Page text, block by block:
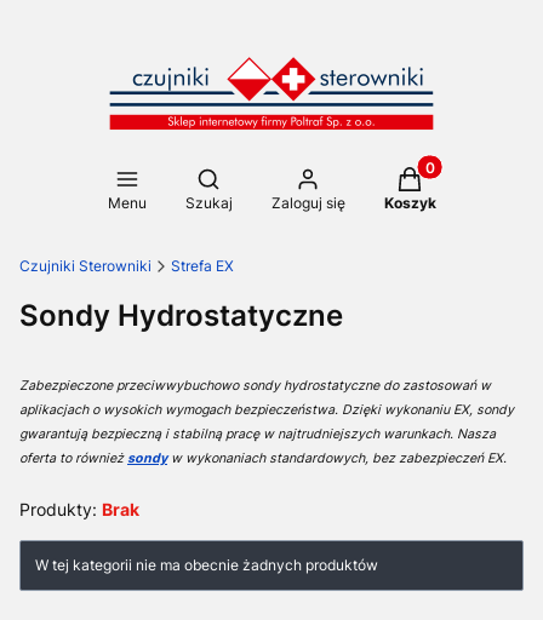
Menu
Otwórz wyszukiwarkę
Szukaj Zaloguj się
Produkty w
Koszyk
Czujniki Sterowniki Strefa EX
Sondy Hydrostatyczne
Zabezpieczone przeciwwybuchowo sondy hydrostatyczne do zastosowań w
aplikacjach o wysokich wymogach bezpieczeństwa. Dzięki wykonaniu EX, sondy
gwarantują bezpieczną i stabilną pracę w najtrudniejszych warunkach. Nasza
oferta to równieżsondyw wykonaniach standardowych, bez zabezpieczeń EX.
Produkty: Brak
Lista produktów
W tej kategorii nie ma obecnie żadnych produktów